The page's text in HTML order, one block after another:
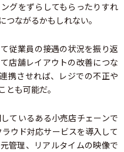
グをずらしてもらったりすれ
ながるかもしれない。
従業員の接遇の状況を振り返
店舗レイアウトの改善につな
携させれば、レジでの不正や
とも可能だ。
ているある小売店チェーンで
ウド対応サービスを導入して
管理、リアルタイムの映像で